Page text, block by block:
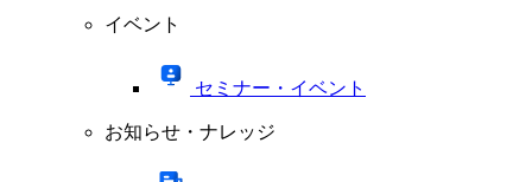
イベント
セミナー・イベント
お知らせ・ナレッジ